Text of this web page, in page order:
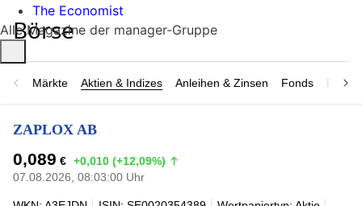
Märkte Aktien & Indizes Anleihen & Zinsen Fonds
ZAPLOX AB
0,089 € +0,010 (+12,09%)
07.08.2026, 08:03:00 Uhr
The Economist
Alle Magazine der manager-Gruppe